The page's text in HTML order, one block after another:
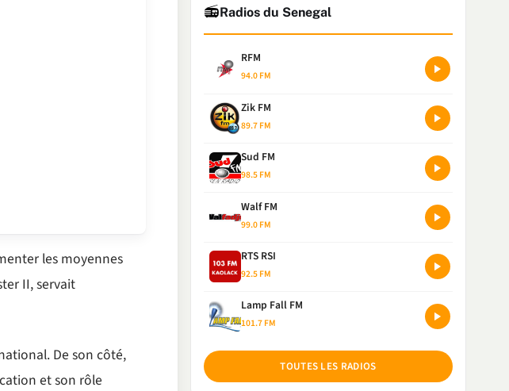
les moyennes
II, servait
De son côté,
et son rôle
📻Radios du Senegal
RFM
94.0 FM
Zik FM
89.7 FM
Sud FM
98.5 FM
Walf FM
99.0 FM
RTS RSI
92.5 FM
Lamp Fall FM
101.7 FM
TOUTES LES RADIOS